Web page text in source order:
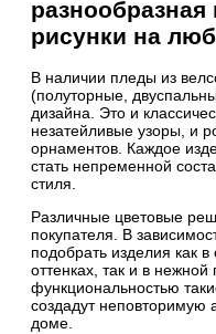
рисунки на
В наличии пледы из
(полуторные,
дизайна. Это и
незатейливые узоры, и
орнаментов. Каждое
стать непременной
стиля.
Различные цветовые
покупателя. В
подобрать изделия как
оттенках, так и в
функциональностью
создадут неповторимую
доме.